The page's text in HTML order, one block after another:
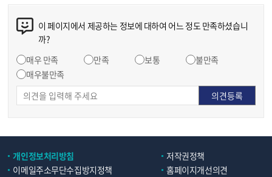
이 페이지에서 제공하는 정보에 대하여 어느 정도 만족하셨습니
까?
매우 만족
만족 보통
불만족
매우불만족
개인정보처리방침
저작권정책
이메일주소무단수집방지정책
홈페이지개선의견